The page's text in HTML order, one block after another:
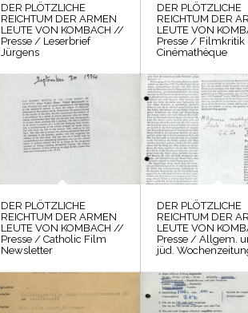
DER PLÖTZLICHE
REICHTUM DER ARMEN
LEUTE VON KOMBACH //
Presse / Leserbrief
Jürgens
DER PLÖTZLICHE
REICHTUM DER
LEUTE VON
Presse / Filmkritik
Cinémathèque
DER PLÖTZLICHE
REICHTUM DER ARMEN
LEUTE VON KOMBACH //
Presse / Catholic Film
Newsletter
DER PLÖTZLICHE
REICHTUM DER
LEUTE VON
Presse / Allgem.
jüd.